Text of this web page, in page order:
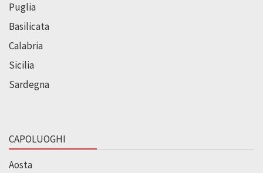
Puglia
Basilicata
Calabria
Sicilia
Sardegna
CAPOLUOGHI
Aosta